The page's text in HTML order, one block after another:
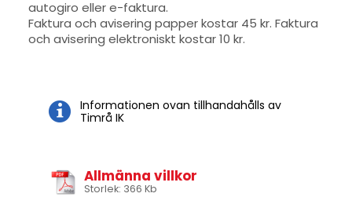
autogiro eller e-faktura.
Faktura och avisering papper kostar 45 kr. Faktura
och avisering elektroniskt kostar 10 kr.
Informationen ovan tillhandahålls av
Timrå IK
Allmänna villkor
Storlek: 366 Kb